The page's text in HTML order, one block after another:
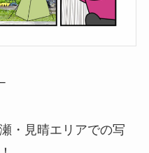
・見晴エリアでの写